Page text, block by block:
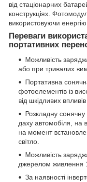
від стаціонарних
конструкціях.
використовуючи
Переваги
портативних
Можливість
або при тривалих
Портативна
фотоелементів із
від шкідливих
Розкладну
даху автомобіля, на
на момент
світло.
Можливість
джерелом живлення
За наявності